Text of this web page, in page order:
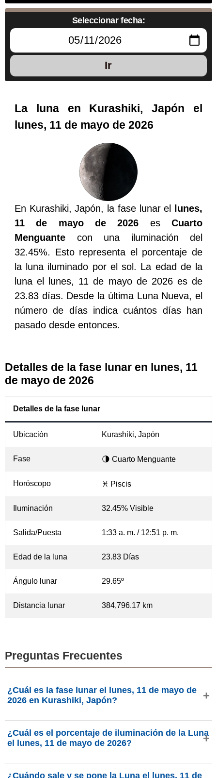
Seleccionar fecha:
Ir
La luna en Kurashiki, Japón el
lunes, 11 de mayo de 2026
En Kurashiki, Japón, la fase lunar el
lunes,
11 de mayo de 2026 esCuarto
Menguante con una iluminación del
32.45%. Esto representa el porcentaje de
la luna iluminado por el sol. La edad de la
luna el lunes, 11 de mayo de 2026 es de
23.83 días. Desde la última Luna Nueva, el
número de días indica cuántos días han
pasado desde entonces.
Detalles de la fase lunar en lunes, 11
de mayo de 2026
Detalles de la fase lunar
Ubicación Kurashiki, Japón
Fase 🌗 Cuarto Menguante
Horóscopo ♓ Piscis
Iluminación 32.45% Visible
Salida/Puesta 1:33 a. m. / 12:51 p. m.
Edad de la luna 23.83 Días
Ángulo lunar 29.65º
Distancia lunar 384,796.17 km
Preguntas Frecuentes
¿Cuál es la fase lunar el lunes, 11 de mayo de
2026 en Kurashiki, Japón?
está en la fase Cuarto Menguante con 32.45% de
iluminación, tiene 23.83 días de edad y se encuentra en la
¿Cuál es el porcentaje de iluminación de la Luna
el lunes, 11 de mayo de 2026?
¿Cuándo sale y se pone la Luna el lunes, 11 de